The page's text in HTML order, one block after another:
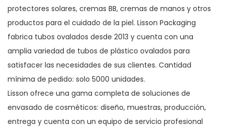
protectores solares, cremas BB, cremas de manos y otros
productos para el cuidado de la piel. Lisson Packaging
fabrica tubos ovalados desde 2013 y cuenta con una
amplia variedad de tubos de plástico ovalados para
satisfacer las necesidades de sus clientes. Cantidad
mínima de pedido: solo 5000 unidades.
Lisson ofrece una gama completa de soluciones de
envasado de cosméticos: diseño, muestras, producción,
entrega y cuenta con un equipo de servicio profesional